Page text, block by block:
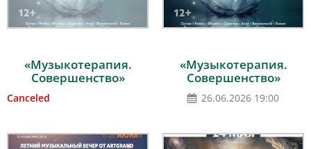
«Музыкотерапия.
Совершенство»
Canceled
«Музыкотерапия.
Совершенство»
26.06.2026 19:00